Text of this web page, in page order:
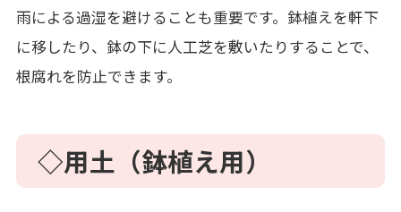
雨による過湿を避けることも重要です。鉢植えを軒下
に移したり、鉢の下に人工芝を敷いたりすることで、
根腐れを防止できます。
◇用土（鉢植え用）